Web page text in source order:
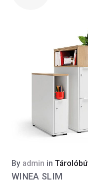
By admin in
WINEA SLIM